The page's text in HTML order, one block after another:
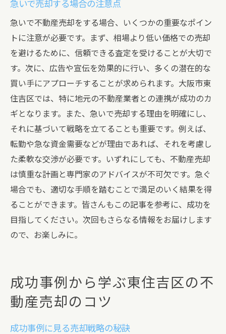
急いで売却する場合の注意点
急いで不動産売却をする場合、いくつかの重要なポイン
トに注意が必要です。まず、相場より低い価格での売却
を避けるために、信頼できる査定を受けることが大切で
す。次に、広告や宣伝を効果的に行い、多くの潜在的な
買い手にアプローチすることが求められます。大阪市東
住吉区では、特に地元の不動産業者との連携が成功のカ
ギとなります。また、急いで売却する理由を明確にし、
それに基づいて戦略を立てることも重要です。例えば、
転勤や急な資金需要などが理由であれば、それを考慮し
た柔軟な交渉が必要です。いずれにしても、不動産売却
は慎重な計画と専門家のアドバイスが不可欠です。急ぐ
場合でも、適切な手順を踏むことで満足のいく結果を得
ることができます。皆さんもこの記事を参考に、成功を
目指してください。次回もさらなる情報をお届けします
ので、お楽しみに。
成功事例から学ぶ東住吉区の不
動産売却のコツ
成功事例に見る売却戦略の秘訣